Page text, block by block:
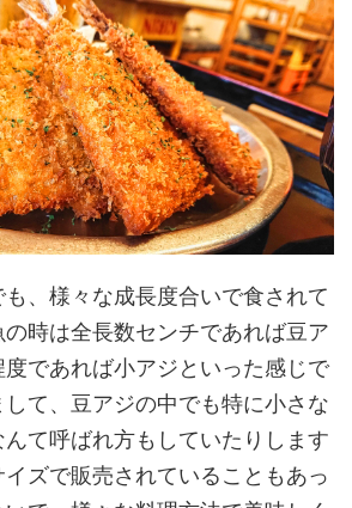
、様々な成長度合いで食されて
時は全長数センチであれば豆ア
であれば小アジといった感じで
て、豆アジの中でも特に小さな
て呼ばれ方もしていたりします
ズで販売されていることもあっ